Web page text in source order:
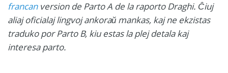
francanversion de Parto A de la raporto Draghi. Ĉiuj
aliaj oficialaj lingvoj ankoraŭ mankas, kaj ne ekzistas
traduko por Parto B, kiu estas la plej detala kaj
interesa parto.